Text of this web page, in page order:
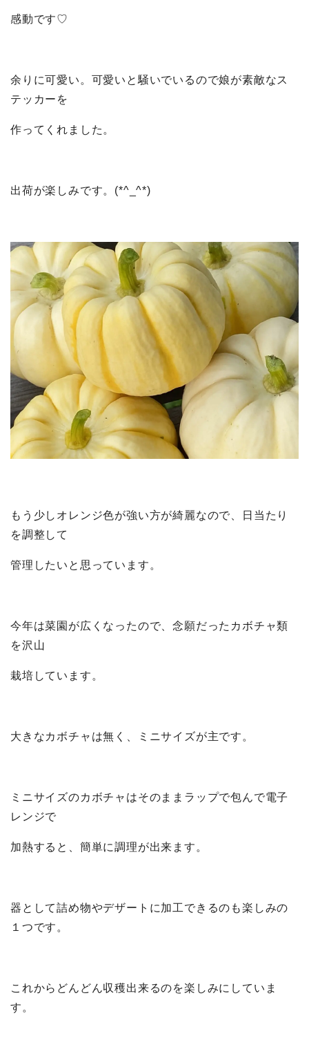
感動です♡
余りに可愛い。可愛いと騒いでいるので娘が素敵なス
テッカーを
作ってくれました。
出荷が楽しみです。(*^_^*)
もう少しオレンジ色が強い方が綺麗なので、日当たり
を調整して
管理したいと思っています。
今年は菜園が広くなったので、念願だったカボチャ類
を沢山
栽培しています。
大きなカボチャは無く、ミニサイズが主です。
ミニサイズのカボチャはそのままラップで包んで電子
レンジで
加熱すると、簡単に調理が出来ます。
器として詰め物やデザートに加工できるのも楽しみの
１つです。
これからどんどん収穫出来るのを楽しみにしていま
す。